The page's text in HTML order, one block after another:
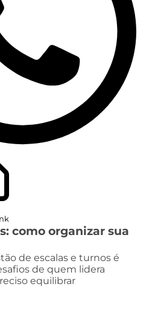
como organizar sua
de escalas e turnos é
de quem lidera
equilibrar